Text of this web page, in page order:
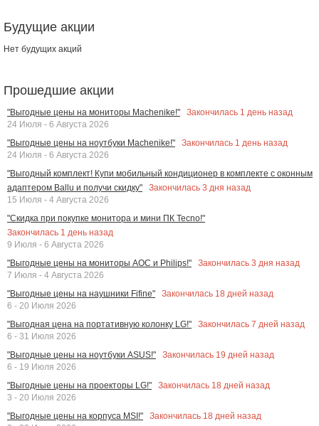
Будущие акции
Нет будущих акций
Прошедшие акции
"Выгодные цены на мониторы Machenike!" Закончилась 1 день назад
24 Июля - 6 Августа 2026
"Выгодные цены на ноутбуки Machenike!"
Закончилась 1 день назад
24 Июля - 6 Августа 2026
"Выгодный комплект! Купи мобильный кондиционер в комплекте с оконным
адаптером Ballu и получи скидку"
Закончилась 3 дня назад
15 Июля - 4 Августа 2026
"Скидка при покупке монитора и мини ПК Tecno!"
Закончилась 1 день назад
9 Июля - 6 Августа 2026
"Выгодные цены на мониторы AOC и Philips!"
Закончилась 3 дня назад
7 Июля - 4 Августа 2026
"Выгодные цены на наушники Fifine"
Закончилась 18 дней назад
6 - 20 Июля 2026
"Выгодная цена на портативную колонку LG!"
Закончилась 7 дней назад
6 - 31 Июля 2026
"Выгодные цены на ноутбуки ASUS!"
Закончилась 19 дней назад
6 - 19 Июля 2026
"Выгодные цены на проекторы LG!"
Закончилась 18 дней назад
3 - 20 Июля 2026
"Выгодные цены на корпуса MSI!"
Закончилась 18 дней назад